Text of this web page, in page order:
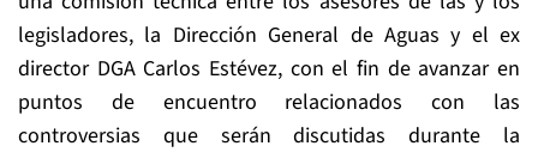
legisladores, la Dirección General de Aguas y el ex
director DGA Carlos Estévez, con el fin de avanzar en
puntos de encuentro relacionados con las
controversias que serán discutidas durante la